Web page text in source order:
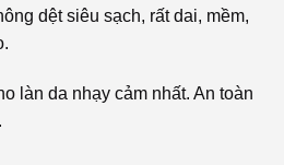
dệt siêu sạch, rất dai, mềm,
làn da nhạy cảm nhất. An toàn